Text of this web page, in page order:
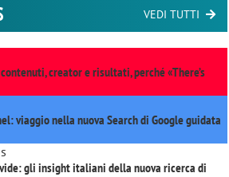
VEDI TUTTI
creator e risultati, perché «There’s
viaggio nella nuova Search di Google guidata
gli insight italiani della nuova ricerca di